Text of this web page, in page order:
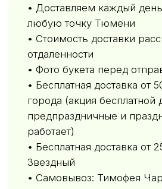
• Фото букета перед отправкой
• Бесплатная доставка от 5000₽ в черте
города (акция бесплатной доставки в
предпраздничные и праздничные дни
работает)
• Бесплатная доставка от 2500₽ по мкр.
Звездный
• Самовывоз: Тимофея Чаркова, 87